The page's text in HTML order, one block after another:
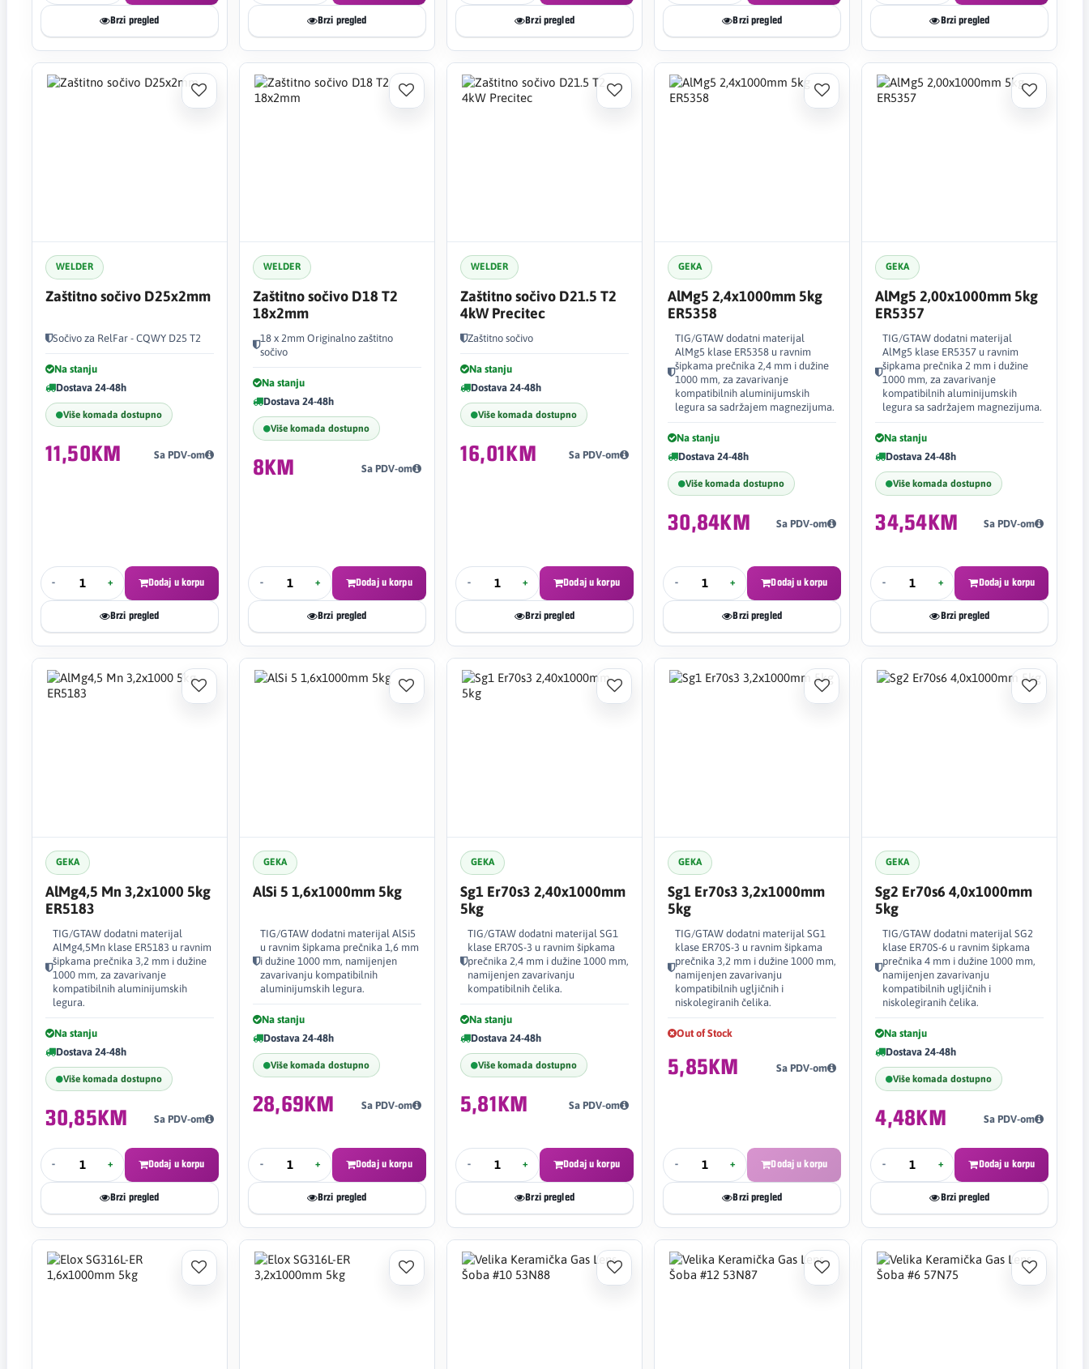
Brzi pregled Brzi pregled Brzi pregled Brzi pregled Brzi pregled
WELDER
Zaštitno sočivo D25x2mm
Sočivo za RelFar - CQWY D25 T2
Na stanju
Dostava 24-48h
Više komada dostupno
11,50KM Sa PDV-om
- + Dodaj u korpu
Brzi pregled
WELDER
Zaštitno sočivo D18 T2
18x2mm
18 x 2mm Originalno zaštitno
sočivo
Na stanju
Dostava 24-48h
Više komada dostupno
8KM Sa PDV-om
- + Dodaj u korpu
Brzi pregled
WELDER
Zaštitno sočivo D21.5 T2
4kW Precitec
Zaštitno sočivo
Na stanju
Dostava 24-48h
Više komada dostupno
16,01KM Sa PDV-om
- + Dodaj u korpu
Brzi pregled
GEKA
AlMg5 2,4x1000mm 5kg
ER5358
TIG/GTAW dodatni materijal
AlMg5 klase ER5358 u ravnim
šipkama prečnika 2,4 mm i dužine
1000 mm, za zavarivanje
kompatibilnih aluminijumskih
legura sa sadržajem magnezijuma.
Na stanju
Dostava 24-48h
Više komada dostupno
30,84KM Sa PDV-om
- + Dodaj u korpu
Brzi pregled
GEKA
AlMg5 2,00x1000mm 5kg
ER5357
TIG/GTAW dodatni materijal
AlMg5 klase ER5357 u ravnim
šipkama prečnika 2 mm i dužine
1000 mm, za zavarivanje
kompatibilnih aluminijumskih
legura sa sadržajem magnezijuma.
Na stanju
Dostava 24-48h
Više komada dostupno
34,54KM Sa PDV-om
- + Dodaj u korpu
Brzi pregled
GEKA
AlMg4,5 Mn 3,2x1000 5kg
ER5183
TIG/GTAW dodatni materijal
AlMg4,5Mn klase ER5183 u ravnim
šipkama prečnika 3,2 mm i dužine
1000 mm, za zavarivanje
kompatibilnih aluminijumskih
legura.
Na stanju
Dostava 24-48h
Više komada dostupno
30,85KM Sa PDV-om
- + Dodaj u korpu
Brzi pregled
GEKA
AlSi 5 1,6x1000mm 5kg
TIG/GTAW dodatni materijal AlSi5
u ravnim šipkama prečnika 1,6 mm
i dužine 1000 mm, namijenjen
zavarivanju kompatibilnih
aluminijumskih legura.
Na stanju
Dostava 24-48h
Više komada dostupno
28,69KM Sa PDV-om
- + Dodaj u korpu
Brzi pregled
GEKA
Sg1 Er70s3 2,40x1000mm
5kg
TIG/GTAW dodatni materijal SG1
klase ER70S-3 u ravnim šipkama
prečnika 2,4 mm i dužine 1000 mm,
namijenjen zavarivanju
kompatibilnih čelika.
Na stanju
Dostava 24-48h
Više komada dostupno
5,81KM Sa PDV-om
- + Dodaj u korpu
Brzi pregled
GEKA
Sg1 Er70s3 3,2x1000mm
5kg
TIG/GTAW dodatni materijal SG1
klase ER70S-3 u ravnim šipkama
prečnika 3,2 mm i dužine 1000 mm,
namijenjen zavarivanju
kompatibilnih ugljičnih i
niskolegiranih čelika.
Out of Stock
5,85KM Sa PDV-om
- + Dodaj u korpu
Brzi pregled
GEKA
Sg2 Er70s6 4,0x1000mm
5kg
TIG/GTAW dodatni materijal SG2
klase ER70S-6 u ravnim šipkama
prečnika 4 mm i dužine 1000 mm,
namijenjen zavarivanju
kompatibilnih ugljičnih i
niskolegiranih čelika.
Na stanju
Dostava 24-48h
Više komada dostupno
4,48KM Sa PDV-om
- + Dodaj u korpu
Brzi pregled